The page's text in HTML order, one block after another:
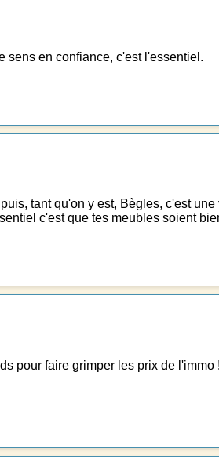
sens en confiance, c'est l'essentiel.
tant qu'on y est, Bègles, c'est
c'est que tes meubles soient
pour faire grimper les prix de